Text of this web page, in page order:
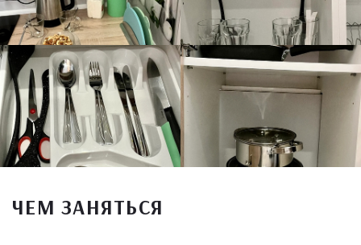
ЧЕМ ЗАНЯТЬСЯ